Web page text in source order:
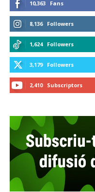
10,363 Fans
8,136 Followers
1,624 Followers
3,179 Followers
2,410 Subscriptors